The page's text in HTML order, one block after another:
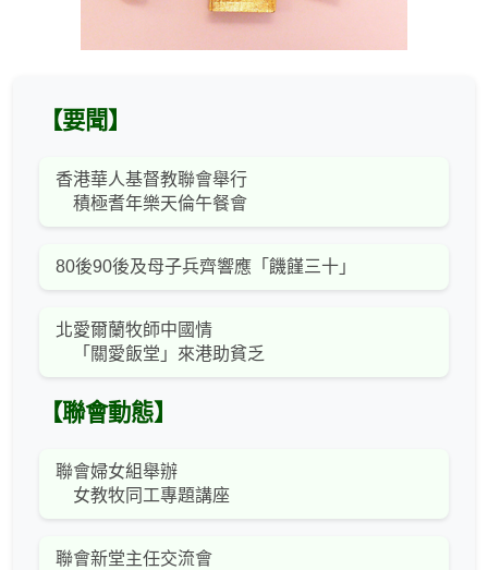
【要聞】
香港華人基督教聯會舉行
積極耆年樂天倫午餐會
80後90後及母子兵齊響應「饑饉三十」
北愛爾蘭牧師中國情
「關愛飯堂」來港助貧乏
【聯會動態】
聯會婦女組舉辦
女教牧同工專題講座
聯會新堂主任交流會